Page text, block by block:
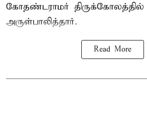
கோதண்டராமர் திருக்கோலத்தில்
அருள்பாலித்தார்.
Read More